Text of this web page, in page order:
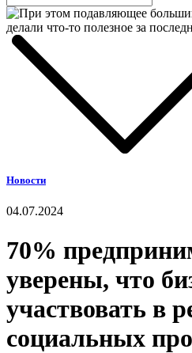
Новости
04.07.2024
70%
уверены, что
участвовать в
социальных